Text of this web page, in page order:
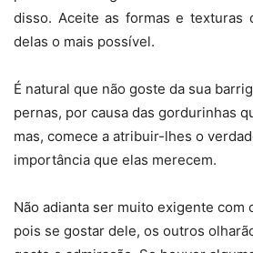
disso. Aceite as formas e texturas
delas o mais possível.
É natural que não goste da sua
pernas, por causa das gordurinhas
mas, comece a atribuir-lhes o
importância que elas merecem.
Não adianta ser muito exigente com
pois se gostar dele, os outros